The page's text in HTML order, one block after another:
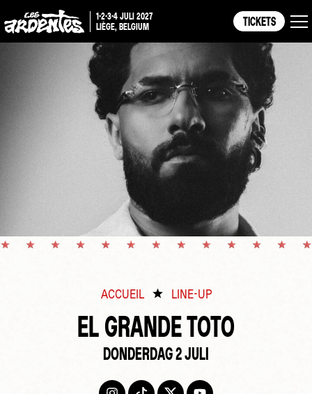
1-2-3-4 JULI 2027
LIÈGE, BELGIUM
TICKETS
ACCUEIL LINE-UP
EL GRANDE TOTO
DONDERDAG 2 JULI